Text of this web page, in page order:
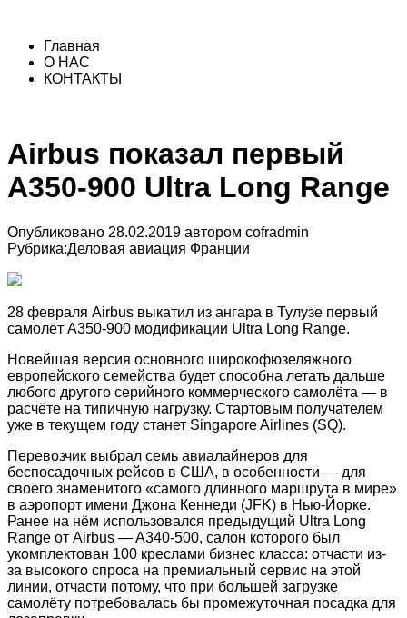
Главная
О НАС
КОНТАКТЫ
Airbus показал первый
A350-900 Ultra Long Range
Опубликовано 28.02.2019 автором cofradmin
Рубрика:Деловая авиация Франции
28 февраля Airbus выкатил из ангара в Тулузе первый
самолёт A350-900 модификации Ultra Long Range.
Новейшая версия основного широкофюзеляжного
европейского семейства будет способна летать дальше
любого другого серийного коммерческого самолёта — в
расчёте на типичную нагрузку. Стартовым получателем
уже в текущем году станет Singapore Airlines (SQ).
Перевозчик выбрал семь авиалайнеров для
беспосадочных рейсов в США, в особенности — для
своего знаменитого «самого длинного маршрута в мире»
в аэропорт имени Джона Кеннеди (JFK) в Нью-Йорке.
Ранее на нём использовался предыдущий Ultra Long
Range от Airbus — A340-500, салон которого был
укомплектован 100 креслами бизнес класса: отчасти из-
за высокого спроса на премиальный сервис на этой
линии, отчасти потому, что при большей загрузке
самолёту потребовалась бы промежуточная посадка для